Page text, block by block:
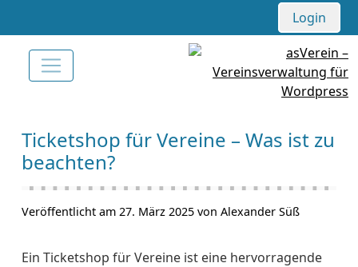
Login
Ticketshop für Vereine – Was ist zu
beachten?
Veröffentlicht am 27. März 2025 von Alexander Süß
Ein Ticketshop für Vereine ist eine hervorragende